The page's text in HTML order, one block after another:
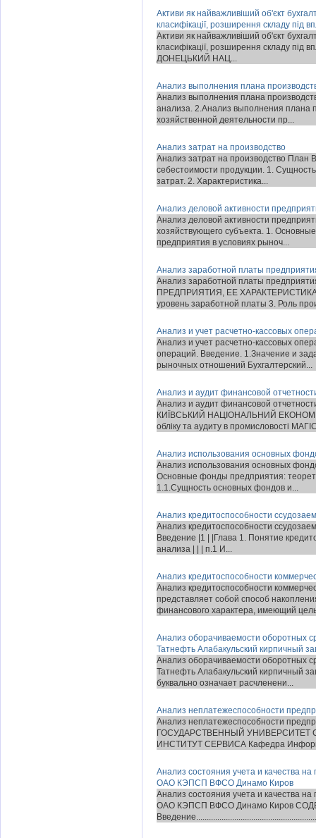
Активи як найважливіший об'єкт
класифікації, розширення складу під
Активи як найважливіший об'єкт
класифікації, розширення складу під
ДОНЕЦЬКИЙ НАЦ...
Анализ выполнения плана
Анализ выполнения плана
анализа. 2.Анализ выполнения плана
хозяйственной деятельности пр...
Анализ затрат на производство
Анализ затрат на производство План
себестоимости продукции. 1.
затрат. 2. Характеристика...
Анализ деловой активности
Анализ деловой активности
хозяйствующего субъекта. 1.
предприятия в условиях рыноч...
Анализ заработной платы
Анализ заработной платы
ПРЕДПРИЯТИЯ, ЕЕ ХАРАКТЕРИСТИКА.
уровень заработной платы 3. Роль
Анализ и учет расчетно-кассовых
Анализ и учет расчетно-кассовых
операций. Введение. 1.Значение и
рыночных отношений Бухгалтерский...
Анализ и аудит финансовой
Анализ и аудит финансовой
КИЇВСЬКИЙ НАЦІОНАЛЬНИЙ
обліку та аудиту в промисловості
Анализ использования основных
Анализ использования основных
Основные фонды предприятия:
1.1.Сущность основных фондов и...
Анализ кредитоспособности
Анализ кредитоспособности
Введение |1 | |Глава 1. Понятие
анализа | | | п.1 И...
Анализ кредитоспособности
Анализ кредитоспособности
представляет собой способ
финансового характера, имеющий
Анализ оборачиваемости оборотных
Татнефть Алабакульский кирпичный
Анализ оборачиваемости оборотных
Татнефть Алабакульский кирпичный
буквально означает расчленени...
Анализ неплатежеспособности
Анализ неплатежеспособности
ГОСУДАРСТВЕННЫЙ
ИНСТИТУТ СЕРВИСА Кафедра
Анализ состояния учета и качества
ОАО КЭПСП ВФСО Динамо Киров
Анализ состояния учета и качества
ОАО КЭПСП ВФСО Динамо Киров